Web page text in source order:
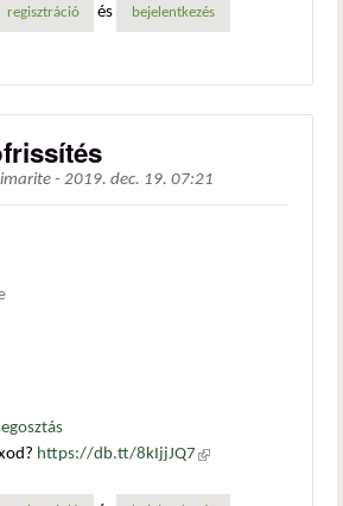
regisztráció és bejelentkezés
- 2019. dec. 19. 07:21
https://db.tt/8kIjjJQ7 (külső